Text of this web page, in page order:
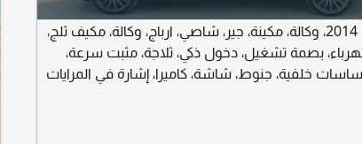
مرسيدس موديل 2014، وكالة، مكينة، جير، شاصي، ارباج، وكالة، مكيف ثلج،
بصمة تشغيل، دخول ذكي، ثلاجة، مثبت سرعة،
خلفية، جنوط، شاشة، كاميرا، إشارة في المرايات